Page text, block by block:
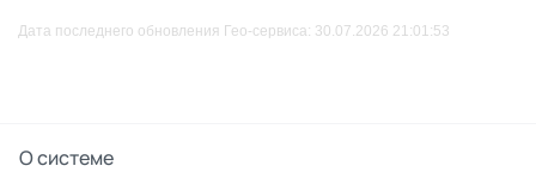
Дата последнего обновления Гео-сервиса: 30.07.2026 21:01:53
О системе